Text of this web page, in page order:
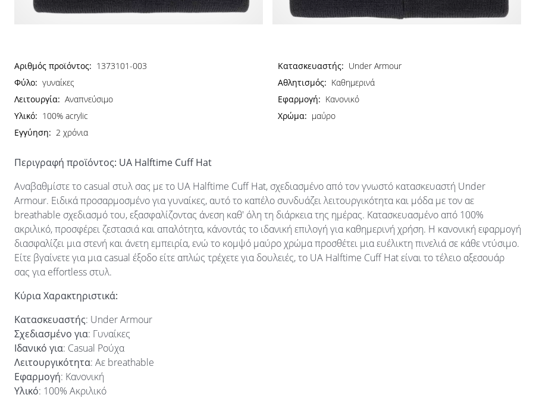
Αριθμός προϊόντος: 1373101-003 Κατασκευαστής: Under Armour
Φύλο: γυναίκες Αθλητισμός: Καθημερινά
Λειτουργία: Αναπνεύσιμο Εφαρμογή: Κανονικό
Υλικό: 100% acrylic Χρώμα: μαύρο
Εγγύηση: 2 χρόνια
Περιγραφή προϊόντος: UA Halftime Cuff Hat
Αναβαθμίστε το casual στυλ σας με το UA Halftime Cuff Hat, σχεδιασμένο από τον γνωστό κατασκευαστή Under
Armour. Ειδικά προσαρμοσμένο για γυναίκες, αυτό το καπέλο συνδυάζει λειτουργικότητα και μόδα με τον αε
breathable σχεδιασμό του, εξασφαλίζοντας άνεση καθ' όλη τη διάρκεια της ημέρας. Κατασκευασμένο από 100%
ακριλικό, προσφέρει ζεστασιά και απαλότητα, κάνοντάς το ιδανική επιλογή για καθημερινή χρήση. Η κανονική εφαρμογή
διασφαλίζει μια στενή και άνετη εμπειρία, ενώ το κομψό μαύρο χρώμα προσθέτει μια ευέλικτη πινελιά σε κάθε ντύσιμο.
Είτε βγαίνετε για μια casual έξοδο είτε απλώς τρέχετε για δουλειές, το UA Halftime Cuff Hat είναι το τέλειο αξεσουάρ
σας για effortless στυλ.
Κύρια Χαρακτηριστικά:
Κατασκευαστής: Under Armour
Σχεδιασμένο για: Γυναίκες
Ιδανικό για: Casual Ρούχα
Λειτουργικότητα: Αε breathable
Εφαρμογή: Κανονική
Υλικό: 100% Ακριλικό